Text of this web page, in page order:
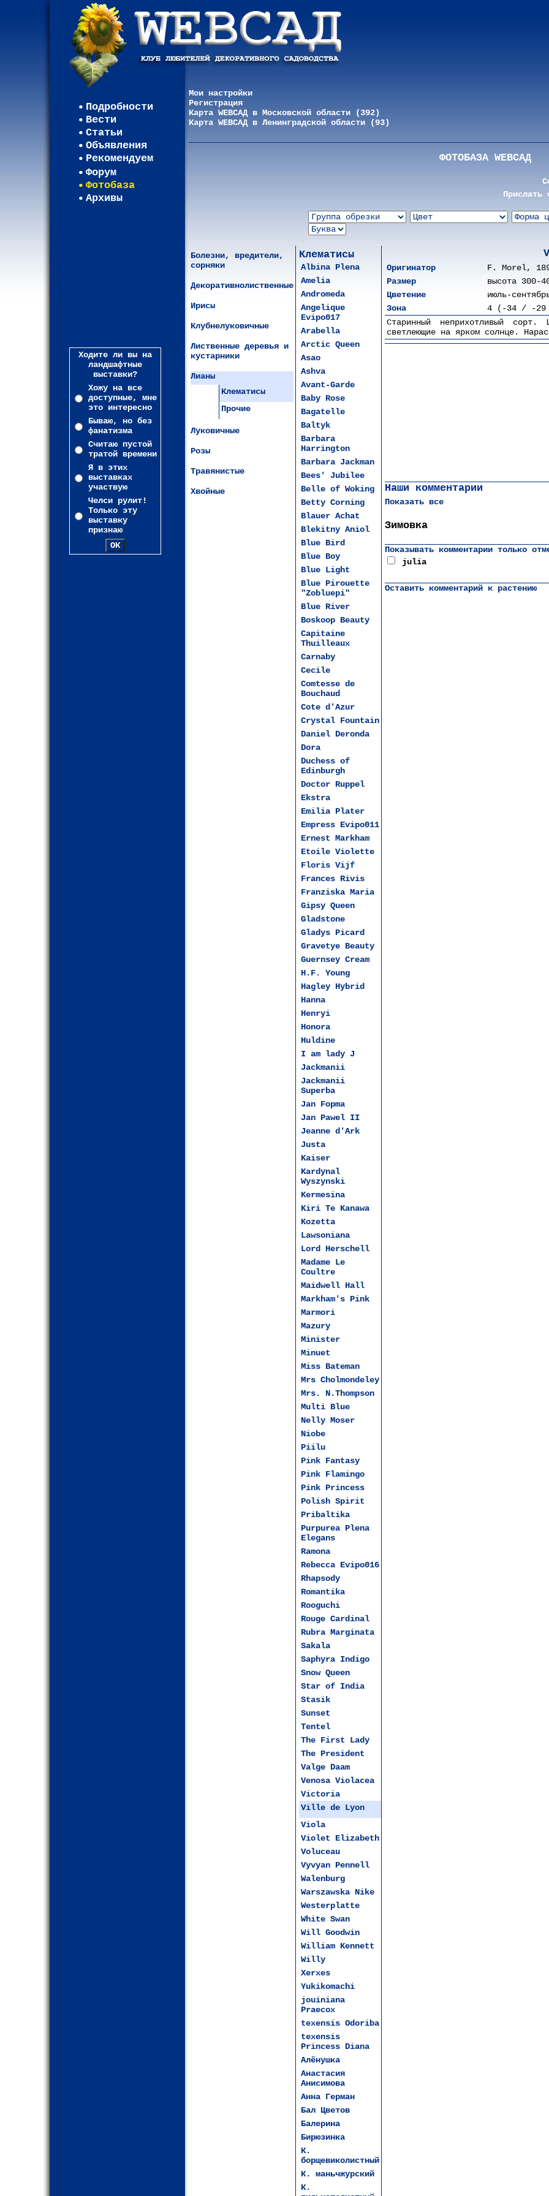
Подробности
Вести
Статьи
Объявления
Рекомендуем
Форум
Фотобаза
Архивы
Ходите ли вы на
ландшафтные
выставки?
Хожу на все
доступные, мне
это интересно
Бываю, но без
фанатизма
Считаю пустой
тратой времени
Я в этих
выставках
участвую
Челси рулит!
Только эту
выставку
признаю
Мои настройки
Регистрация
Карта WEBСАД в Московской области (392)
Карта WEBСАД в Ленинградской области (93)
ФОТОБАЗА WEBСАД
Прислать
Болезни, вредители,
сорняки
Декоративнолиственные
Ирисы
Клубнелуковичные
Лиственные деревья и
кустарники
Лианы
Клематисы
Прочие
Луковичные
Розы
Травянистые
Хвойные
Клематисы
Albina Plena
Amelia
Andromeda
Angelique
Evipo017
Arabella
Arctic Queen
Asao
Ashva
Avant-Garde
Baby Rose
Bagatelle
Baltyk
Barbara
Harrington
Barbara Jackman
Bees' Jubilee
Belle of Woking
Betty Corning
Blauer Achat
Blekitny Aniol
Blue Bird
Blue Boy
Blue Light
Blue Pirouette
"Zobluepi"
Blue River
Boskoop Beauty
Capitaine
Thuilleaux
Carnaby
Cecile
Comtesse de
Bouchaud
Cote d'Azur
Crystal Fountain
Daniel Deronda
Dora
Duchess of
Edinburgh
Dоctor Ruppel
Ekstra
Emilia Plater
Empress Evipo011
Ernest Markham
Etoile Violette
Floris Vijf
Frances Rivis
Franziska Maria
Gipsy Queen
Gladstone
Gladys Picard
Gravetye Beauty
Guernsey Cream
H.F. Young
Hagley Hybrid
Hanna
Henryi
Honora
Huldine
I am lady J
Jackmanii
Jackmanii
Superba
Jan Fopma
Jan Pawel II
Jeanne d'Ark
Justa
Kaiser
Kardynal
Wyszynski
Kermesina
Kiri Te Kanawa
Kozetta
Lawsoniana
Lord Herschell
Madame Le
Coultre
Maidwell Hall
Markham's Pink
Marmori
Mazury
Minister
Minuet
Miss Bateman
Mrs Cholmondeley
Mrs. N.Thompson
Multi Blue
Nelly Moser
Niobe
Piilu
Pink Fantasy
Pink Flamingo
Pink Princess
Polish Spirit
Pribaltika
Purpurea Plena
Elegans
Ramona
Rebecca Evipo016
Rhapsody
Romantika
Rooguchi
Rouge Cardinal
Rubra Marginata
Sakala
Saphyra Indigo
Snow Queen
Star of India
Stasik
Sunset
Tentel
The First Lady
The President
Valge Daam
Venosa Violacea
Victoria
Ville de Lyon
Viola
Violet Elizabeth
Voluceau
Vyvyan Pennell
Walenburg
Warszawska Nike
Westerplatte
White Swan
Will Goodwin
William Kennett
Willy
Xerxes
Yukikomachi
jouiniana
Praecox
texensis Odoriba
texensis
Princess Diana
Алёнушка
Анастасия
Анисимова
Анна Герман
Бал Цветов
Балерина
Бирюзинка
К.
борщевиколистный
К. маньчжурский
К.
Оригинатор
F. Morel,
Размер
высота 300-
Цветение
июль-
Зона
4 (-34 / -29
Старинный неприхотливый сорт.
светлеющие на ярком солнце.
Наши комментарии
Показать все
Зимовка
Показывать комментарии только
julia
Оставить комментарий к растению